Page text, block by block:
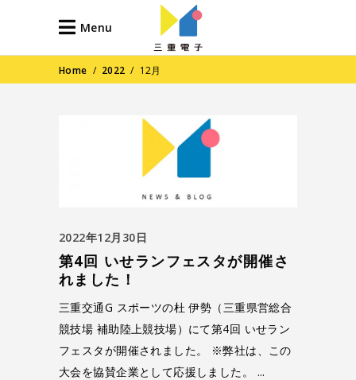
Menu
Home / 2022 / 12月
2022年12月30日
第4回 いせランフェスタが開催さ
れました！
三重交通G スポーツの杜 伊勢（三重県営総合
競技場 補助陸上競技場）にて第4回 いせラン
フェスタが開催されました。 ※弊社は、この
大会を協賛企業として応援しました。